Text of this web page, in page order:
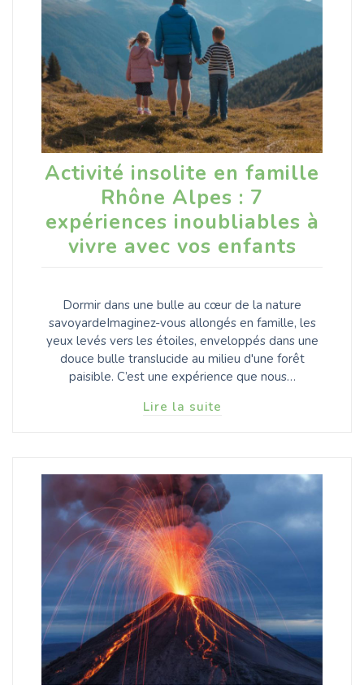
Activité insolite en famille
Rhône Alpes : 7
expériences inoubliables à
vivre avec vos enfants
Dormir dans une bulle au cœur de la nature
savoyardeImaginez-vous allongés en famille, les
yeux levés vers les étoiles, enveloppés dans une
douce bulle translucide au milieu d'une forêt
paisible. C’est une expérience que nous…
Lire la suite